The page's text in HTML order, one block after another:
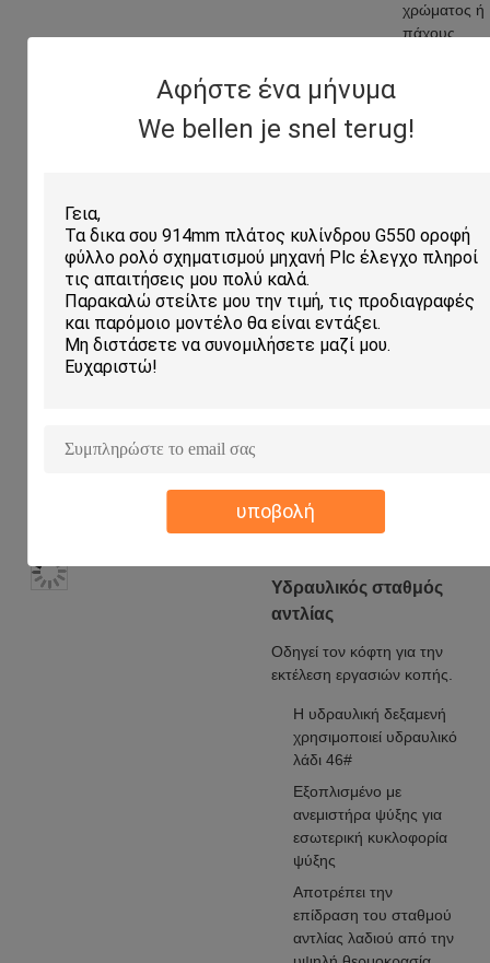
Αφήστε ένα μήνυμα
We bellen je snel terug!
υποβολή
χρώματος ή
πάχους.
Κύλινδρος
Υδραυλικός σταθμός
αντλίας
Οδηγεί τον κόφτη για την
εκτέλεση εργασιών κοπής.
Η υδραυλική δεξαμενή
χρησιμοποιεί υδραυλικό
λάδι 46#
Εξοπλισμένο με
ανεμιστήρα ψύξης για
εσωτερική κυκλοφορία
ψύξης
Αποτρέπει την
επίδραση του σταθμού
αντλίας λαδιού από την